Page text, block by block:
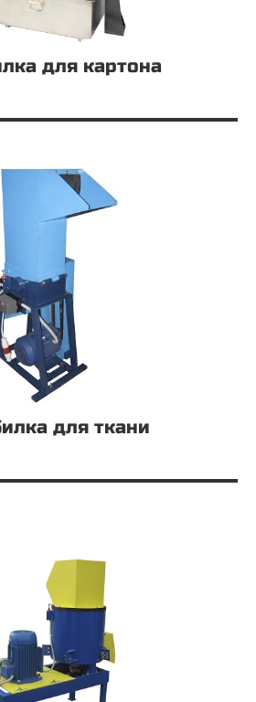
для картона
для ткани